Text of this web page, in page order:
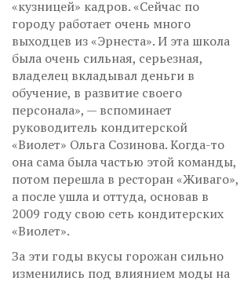
«кузницей» кадров. «Сейчас по
городу работает очень много
выходцев из «Эрнеста». И эта школа
была очень сильная, серьезная,
владелец вкладывал деньги в
обучение, в развитие своего
персонала», — вспоминает
руководитель кондитерской
«Виолет» Ольга Созинова. Когда-то
она сама была частью этой команды,
потом перешла в ресторан «Живаго»,
а после ушла и оттуда, основав в
2009 году свою сеть кондитерских
«Виолет».
За эти годы вкусы горожан сильно
изменились под влиянием моды на